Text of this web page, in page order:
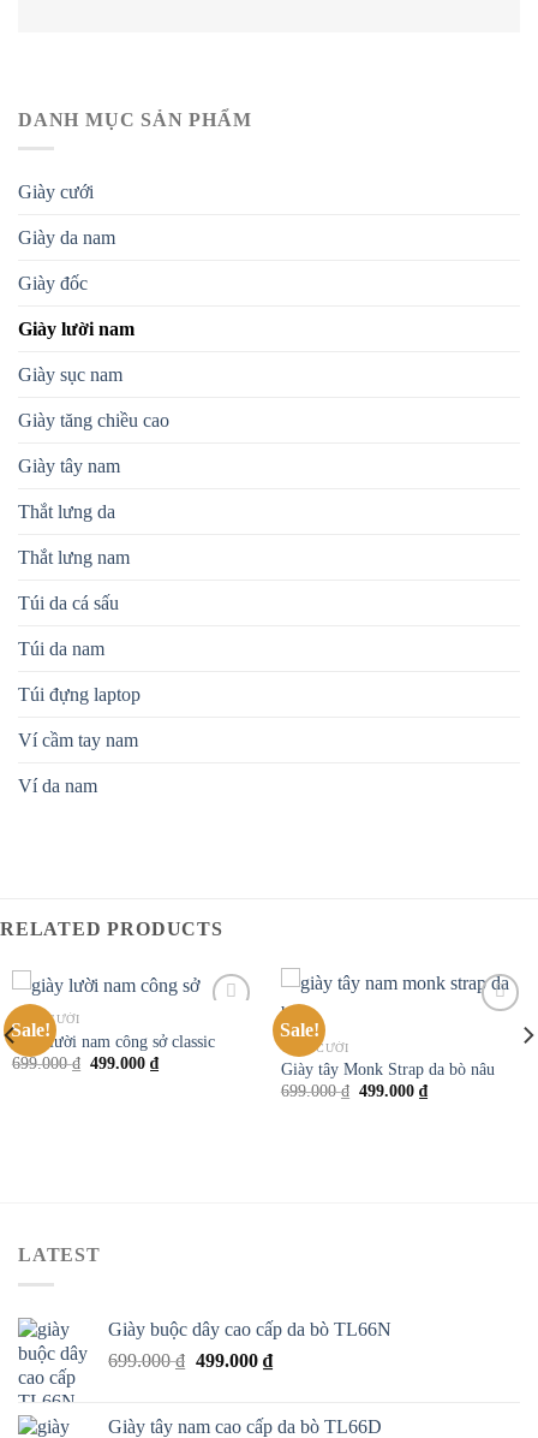
DANH MỤC SẢN PHẨM
Giày cưới
Giày da nam
Giày đốc
Giày lười nam
Giày sục nam
Giày tăng chiều cao
Giày tây nam
Thắt lưng da
Thắt lưng nam
Túi da cá sấu
Túi da nam
Túi đựng laptop
Ví cầm tay nam
Ví da nam
RELATED PRODUCTS
Sale!
wishlist
GIÀY CƯỚI
Giày lười nam công sở classic
699.000₫ 499.000 ₫
Sale!
GIÀY CƯỚI
Giày tây Monk Strap da bò nâu
699.000₫ 499.000 ₫
LATEST
Giày buộc dây cao cấp da bò TL66N
699.000₫ 499.000 ₫
Giày tây nam cao cấp da bò TL66D